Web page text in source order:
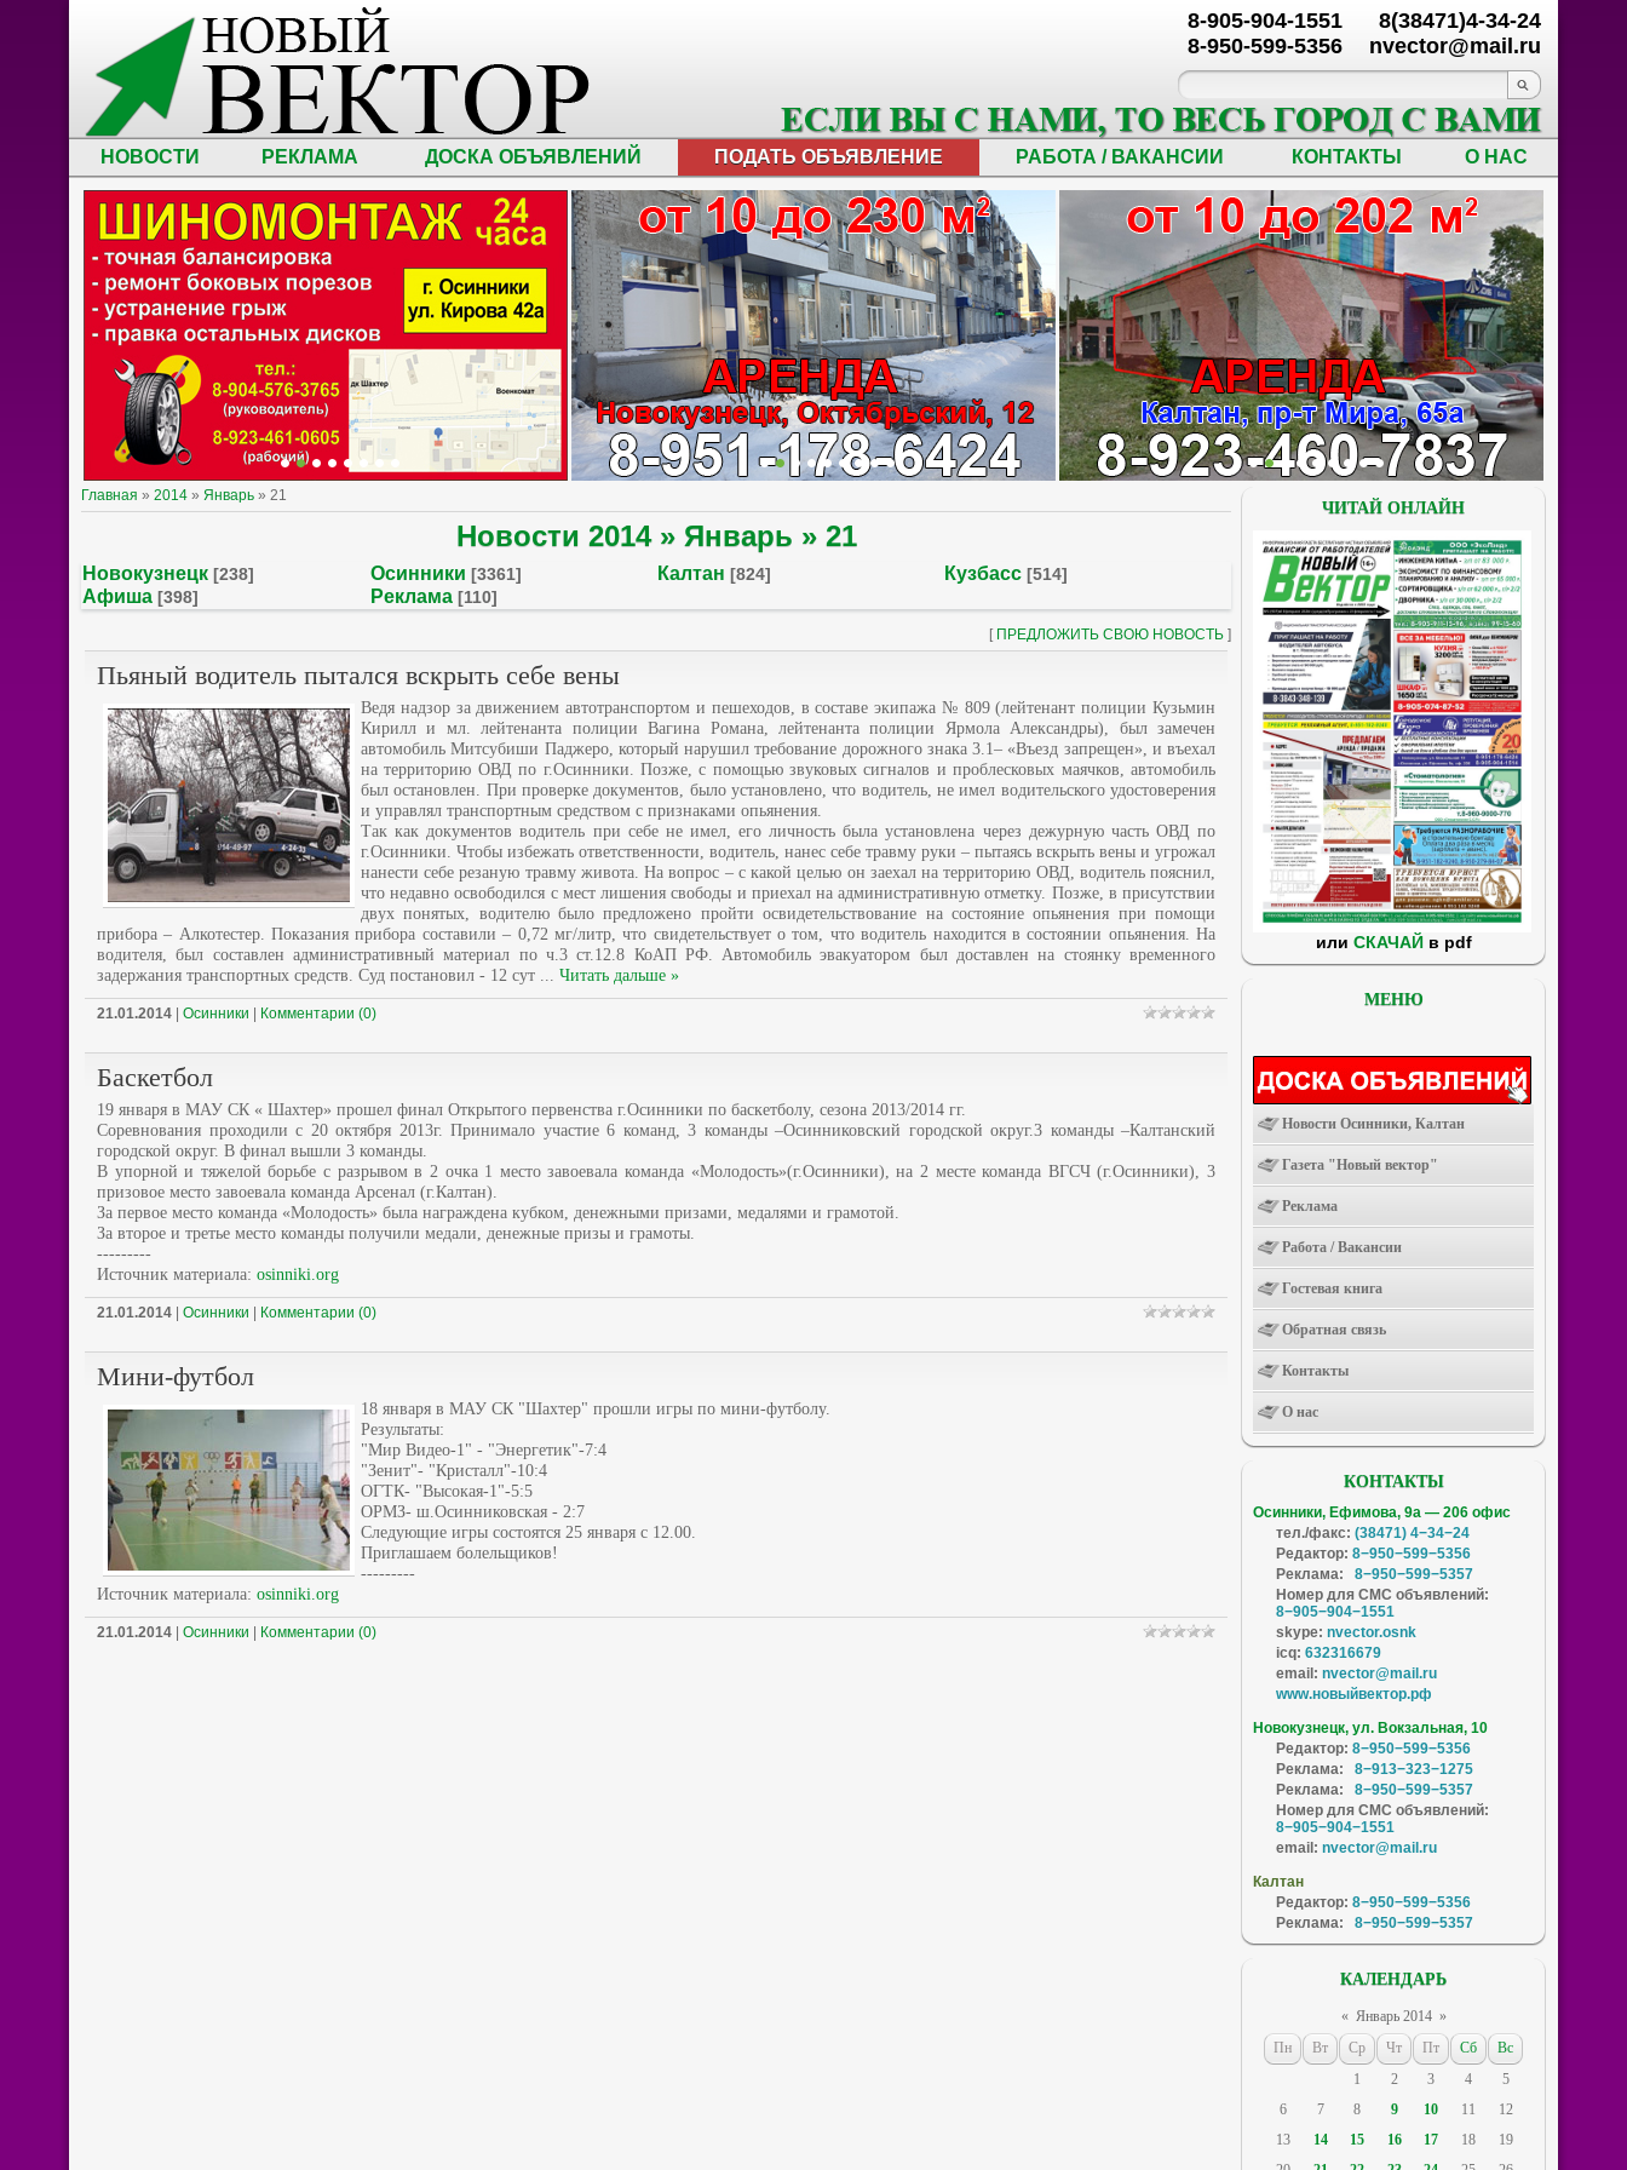
8(38471)4-34-24
nvector@mail.ru
8-905-904-1551
8-950-599-5356
НОВОСТИ РЕКЛАМА ДОСКА ОБЪЯВЛЕНИЙ ПОДАТЬ ОБЪЯВЛЕНИЕ РАБОТА / ВАКАНСИИ КОНТАКТЫ О НАС
Главная » 2014 » Январь » 21
Новости 2014 » Январь » 21
Новокузнецк [238] Осинники [3361] Калтан [824] Кузбасс [514]
Афиша [398] Реклама [110]
[ ПРЕДЛОЖИТЬ СВОЮ НОВОСТЬ ]
Пьяный водитель пытался вскрыть себе вены
Ведя надзор за движением автотранспортом и пешеходов, в составе экипажа № 809 (лейтенант полиции Кузьмин
Кирилл и мл. лейтенанта полиции Вагина Романа, лейтенанта полиции Ярмола Александры), был замечен
автомобиль Митсубиши Паджеро, который нарушил требование дорожного знака 3.1– «Въезд запрещен», и въехал
на территорию ОВД по г.Осинники. Позже, с помощью звуковых сигналов и проблесковых маячков, автомобиль
был остановлен. При проверке документов, было установлено, что водитель, не имел водительского удостоверения
и управлял транспортным средством с признаками опьянения.
Так как документов водитель при себе не имел, его личность была установлена через дежурную часть ОВД по
г.Осинники. Чтобы избежать ответственности, водитель, нанес себе травму руки – пытаясь вскрыть вены и угрожал
нанести себе резаную травму живота. На вопрос – с какой целью он заехал на территорию ОВД, водитель пояснил,
что недавно освободился с мест лишения свободы и приехал на административную отметку. Позже, в присутствии
двух понятых, водителю было предложено пройти освидетельствование на состояние опьянения при помощи
прибора – Алкотестер. Показания прибора составили – 0,72 мг/литр, что свидетельствует о том, что водитель находится в состоянии опьянения. На
водителя, был составлен административный материал по ч.3 ст.12.8 КоАП РФ. Автомобиль эвакуатором был доставлен на стоянку временного
задержания транспортных средств. Суд постановил - 12 сут ... Читать дальше »
21.01.2014 Осинники Комментарии (0)
Баскетбол
19 января в МАУ СК « Шахтер» прошел финал Открытого первенства г.Осинники по баскетболу, сезона 2013/2014 гг.
Соревнования проходили с 20 октября 2013г. Принимало участие 6 команд, 3 команды –Осинниковский городской округ.3 команды –Калтанский
городской округ. В финал вышли 3 команды.
В упорной и тяжелой борьбе с разрывом в 2 очка 1 место завоевала команда «Молодость»(г.Осинники), на 2 месте команда ВГСЧ (г.Осинники), 3
призовое место завоевала команда Арсенал (г.Калтан).
За первое место команда «Молодость» была награждена кубком, денежными призами, медалями и грамотой.
За второе и третье место команды получили медали, денежные призы и грамоты.
---------
Источник материала: osinniki.org
21.01.2014 Осинники Комментарии (0)
Мини-футбол
18 января в МАУ СК "Шахтер" прошли игры по мини-футболу.
Результаты:
"Мир Видео-1" - "Энергетик"-7:4
"Зенит"- "Кристалл"-10:4
ОГТК- "Высокая-1"-5:5
ОРМЗ- ш.Осинниковская - 2:7
Следующие игры состоятся 25 января с 12.00.
Приглашаем болельщиков!
---------
Источник материала: osinniki.org
21.01.2014 Осинники Комментарии (0)
ЧИТАЙ ОНЛАЙН
или СКАЧАЙв pdf
МЕНЮ
Новости Осинники, Калтан
Газета "Новый вектор"
Реклама
Работа / Вакансии
Гостевая книга
Обратная связь
Контакты
О нас
КОНТАКТЫ
Осинники, Ефимова, 9а — 206 офис
тел./факс: (38471) 4−34−24
Редактор: 8−950−599−5356
Реклама:
8−950−599−5357
Номер для СМС объявлений:
8−905−904−1551
skype: nvector.osnk
icq: 632316679
email: nvector@mail.ru
www.новыйвектор.рф
Новокузнецк, ул. Вокзальная, 10
Редактор: 8−950−599−5356
Реклама:
8−913−323−1275
Реклама:
8−950−599−5357
Номер для СМС объявлений:
8−905−904−1551
email: nvector@mail.ru
Калтан
Редактор: 8−950−599−5356
Реклама:
8−950−599−5357
КАЛЕНДАРЬ
« Январь 2014 »
Пн
Вт Ср Чт Пт Сб
Вс
1
2 3 4
5
6
7 8 9 10 11
12
13
14 15 16 17 18
19